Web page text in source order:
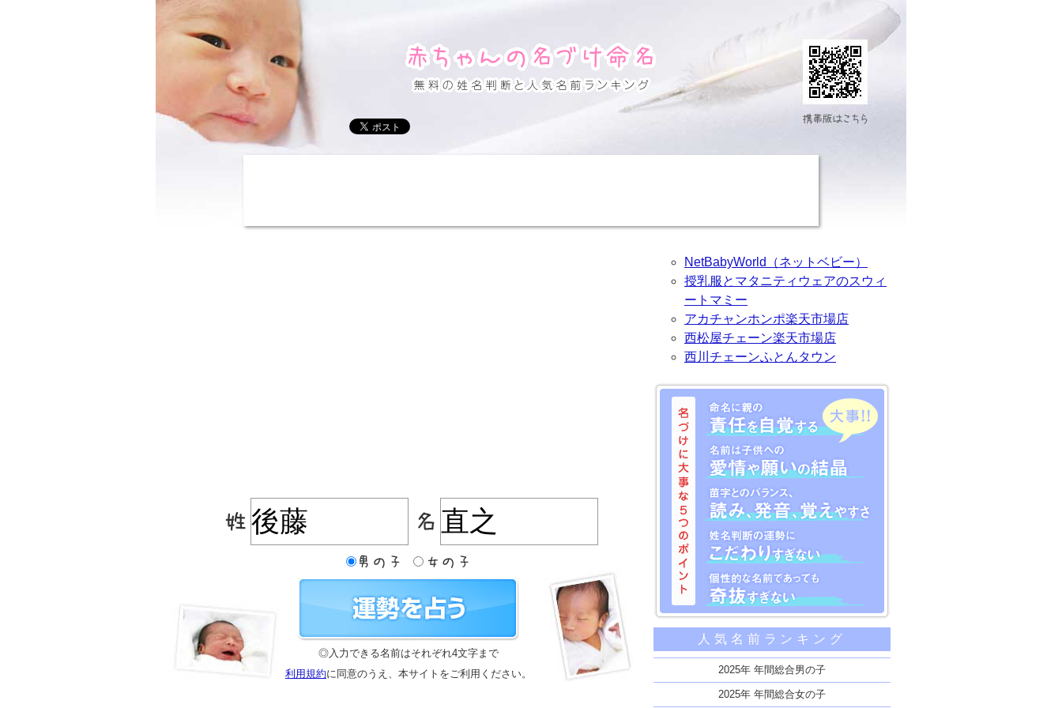
◎入力できる名前はそれぞれ4文字まで
利用規約に同意のうえ、本サイトをご利用ください。
NetBabyWorld（ネットベビー）
授乳服とマタニティウェアのスウィ
ートマミー
アカチャンホンポ楽天市場店
西松屋チェーン楽天市場店
西川チェーンふとんタウン
名づけに大事な5つのポイント
命名に親の責任を自覚する
名前は子供への愛情や願いの結晶
苗字とのバランス、読み、発音、覚えやすさ
姓名判断の運勢にこだわりすぎない
人気名前ランキング
2025年 年間総合男の子
2025年 年間総合女の子